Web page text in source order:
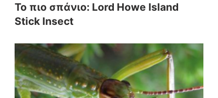
Το πιο σπάνιο: Lord Howe Island
Stick Insect